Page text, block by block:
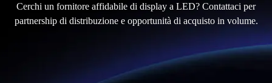
Cerchi un fornitore affidabile di display a LED? Contattaci per
partnership di distribuzione e opportunità di acquisto in volume.